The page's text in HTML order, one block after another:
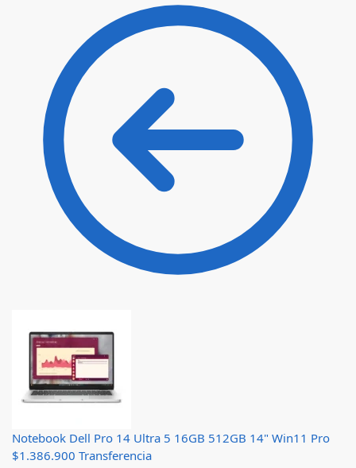
Notebook Dell Pro 14 Ultra 5 16GB 512GB 14" Win11 Pro
$1.386.900 Transferencia